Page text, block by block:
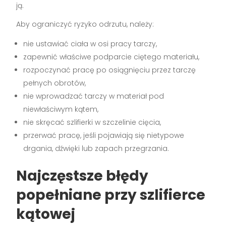
ją.
Aby ograniczyć ryzyko odrzutu, należy:
nie ustawiać ciała w osi pracy tarczy,
zapewnić właściwe podparcie ciętego materiału,
rozpoczynać pracę po osiągnięciu przez tarczę
pełnych obrotów,
nie wprowadzać tarczy w materiał pod
niewłaściwym kątem,
nie skręcać szlifierki w szczelinie cięcia,
przerwać pracę, jeśli pojawiają się nietypowe
drgania, dźwięki lub zapach przegrzania.
Najczęstsze błędy
popełniane przy szlifierce
kątowej